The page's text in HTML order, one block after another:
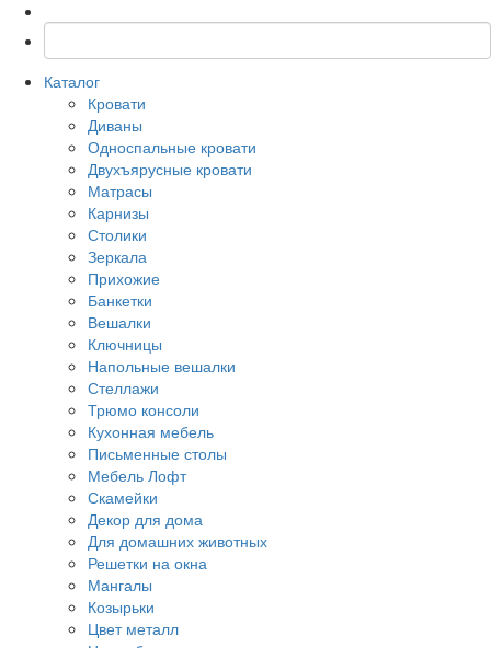
Каталог
Кровати
Диваны
Односпальные кровати
Двухъярусные кровати
Матрасы
Карнизы
Столики
Зеркала
Прихожие
Банкетки
Вешалки
Ключницы
Напольные вешалки
Стеллажи
Трюмо консоли
Кухонная мебель
Письменные столы
Мебель Лофт
Скамейки
Декор для дома
Для домашних животных
Решетки на окна
Мангалы
Козырьки
Цвет металл